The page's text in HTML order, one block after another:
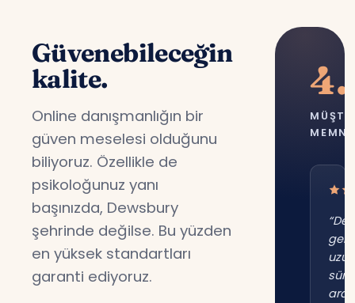
Güvenebileceğin
kalite.
Online danışmanlığın bir
güven meselesi olduğunu
biliyoruz. Özellikle de
psikoloğunuz yanı
başınızda, Dewsbury
şehrinde değilse. Bu yüzden
en yüksek standartları
garanti ediyoruz.
uzun
süre